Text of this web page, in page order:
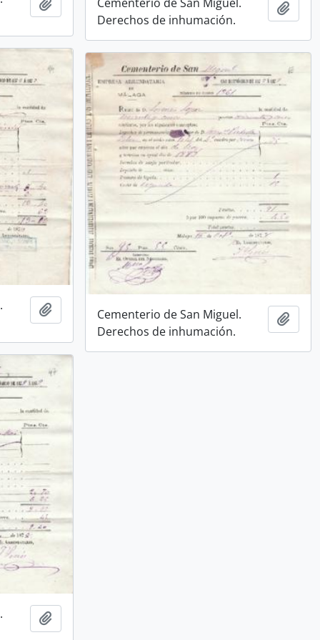
Derechos de inhumación.
Añadir al portapapeles
Cementerio de San Miguel.
Derechos de inhumación.
Añadir al portapapeles